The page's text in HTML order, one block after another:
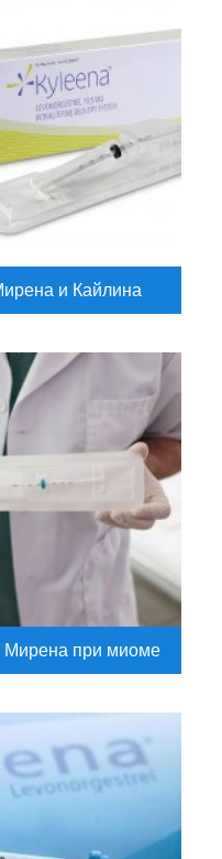
и Кайлина
Мирена при миоме